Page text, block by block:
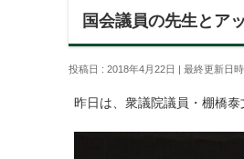
国会議員の先生とア
投稿日 : 2018年4月22日 最終更新日
昨日は、衆議院議員・棚橋泰